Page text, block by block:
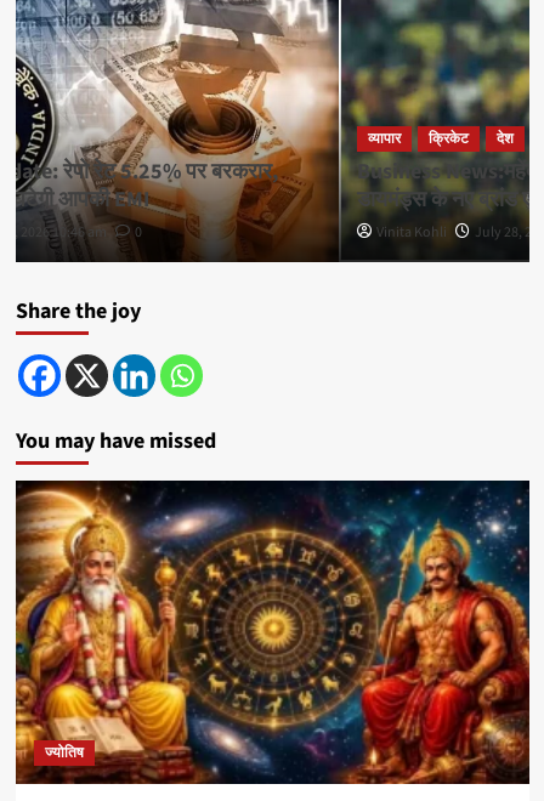
व्यापार क्रिकेट देश
Business News:महेंद्र सिंह धोनी बने मालाबार गोल्ड एंड
डायमंड्स के नए ब्रांड एम्बैसडर, कंपनी ने किया ऐलान
Vinita Kohli July 28, 2026 5:14 pm
Share the joy
You may have missed
ज्योतिष